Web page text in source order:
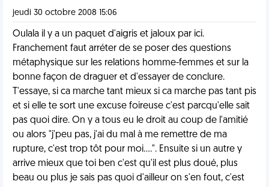
jeudi 30 octobre 2008 15:06
Oulala il y a un paquet d'aigris et jaloux par ici.
Franchement faut arréter de se poser des questions
métaphysique sur les relations homme-femmes et sur la
bonne façon de draguer et d'essayer de conclure.
T'essaye, si ca marche tant mieux si ca marche pas tant pis
et si elle te sort une excuse foireuse c'est parcqu'elle sait
pas quoi dire. On y a tous eu le droit au coup de l'amitié
ou alors "j'peu pas, j'ai du mal à me remettre de ma
rupture, c'est trop tôt pour moi....". Ensuite si un autre y
arrive mieux que toi ben c'est qu'il est plus doué, plus
beau ou plus je sais pas quoi d'ailleur on s'en fout, c'est